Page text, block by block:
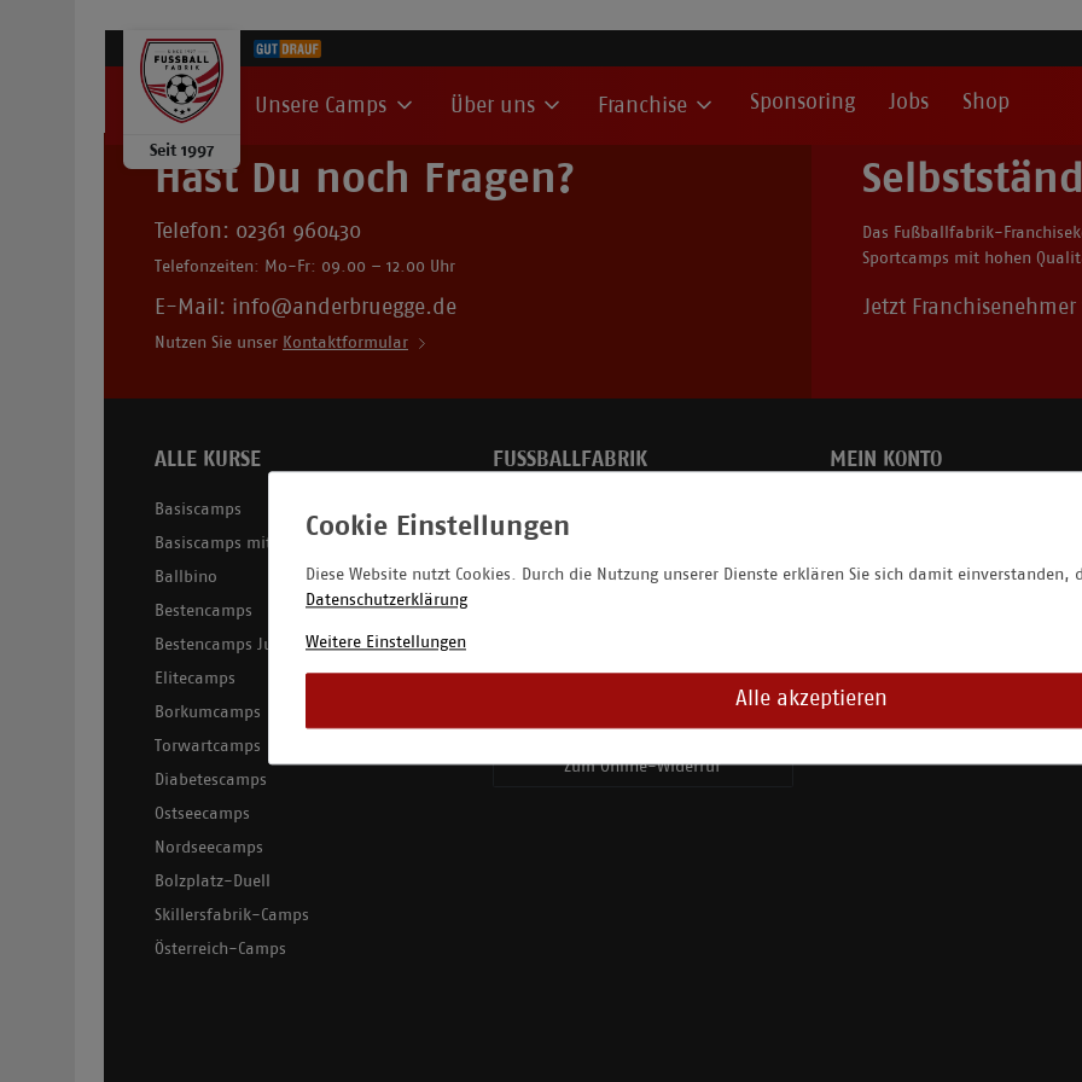
Seit 1997
Unsere Camps Über uns Franchise Sponsoring Jobs Shop
Hast Du noch Fragen?
Telefon: 02361 960430
Telefonzeiten: Mo-Fr: 09.00 – 12.00 Uhr
E-Mail: info@anderbruegge.de
Nutzen Sie unser Kontaktformular
Das Fußballfabrik-
Sportcamps mit hohen
Jetzt
ALLE KURSE
Basiscamps
Basiscamps mit Übernachtung
Ballbino
Bestencamps
Bestencamps Junior
Elitecamps
Borkumcamps
Torwartcamps
Diabetescamps
Ostseecamps
Nordseecamps
Bolzplatz-Duell
Skillersfabrik-Camps
Österreich-Camps
FUSSBALLFABRIK
Unsere Philosophie
Fußballcamps
Sponsoring
Zum Online-Widerruf
MEIN KONTO
Diese Website nutzt Cookies. Durch die Nutzung unserer Dienste erklären Sie sich damit einverstanden,
Datenschutzerklärung
Weitere Einstellungen
Alle akzeptieren